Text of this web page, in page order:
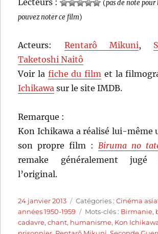
(pas de note
pouvez noter ce film)
Acteurs: Rentarô Mikuni,
Taketoshi Naitô
Voir la fiche du film et la
Ichikawa sur le site IMDB.
Remarque :
Kon Ichikawa a réalisé lui-même
son propre film : Biruma no
remake généralement
l’original.
Publié
le
24 janvier 2013 Catégories
Catégories :Cinéma
années 1950-1959
Étiquettes
Mots-clés : Birmanie,
cadavre,chant, humanisme, Kon